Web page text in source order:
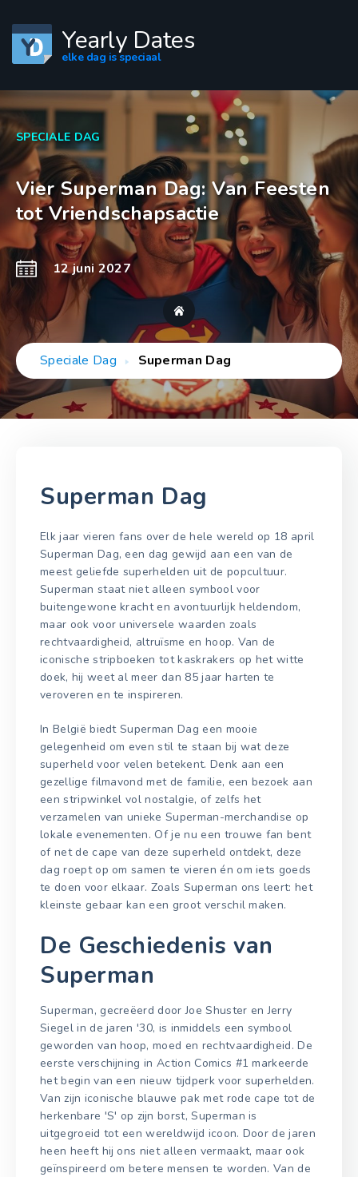
Yearly Dates
elke dag is speciaal
SPECIALE DAG
Vier Superman Dag: Van Feesten
tot Vriendschapsactie
12 juni 2027
Speciale Dag Superman Dag
Superman Dag
Elk jaar vieren fans over de hele wereld op 18 april
Superman Dag, een dag gewijd aan een van de
meest geliefde superhelden uit de popcultuur.
Superman staat niet alleen symbool voor
buitengewone kracht en avontuurlijk heldendom,
maar ook voor universele waarden zoals
rechtvaardigheid, altruïsme en hoop. Van de
iconische stripboeken tot kaskrakers op het witte
doek, hij weet al meer dan 85 jaar harten te
veroveren en te inspireren.
In België biedt Superman Dag een mooie
gelegenheid om even stil te staan bij wat deze
superheld voor velen betekent. Denk aan een
gezellige filmavond met de familie, een bezoek aan
een stripwinkel vol nostalgie, of zelfs het
verzamelen van unieke Superman-merchandise op
lokale evenementen. Of je nu een trouwe fan bent
of net de cape van deze superheld ontdekt, deze
dag roept op om samen te vieren én om iets goeds
te doen voor elkaar. Zoals Superman ons leert: het
kleinste gebaar kan een groot verschil maken.
De Geschiedenis van
Superman
Superman, gecreëerd door Joe Shuster en Jerry
Siegel in de jaren '30, is inmiddels een symbool
geworden van hoop, moed en rechtvaardigheid. De
eerste verschijning in Action Comics #1 markeerde
het begin van een nieuw tijdperk voor superhelden.
Van zijn iconische blauwe pak met rode cape tot de
herkenbare 'S' op zijn borst, Superman is
uitgegroeid tot een wereldwijd icoon. Door de jaren
heen heeft hij ons niet alleen vermaakt, maar ook
geïnspireerd om betere mensen te worden. Van de